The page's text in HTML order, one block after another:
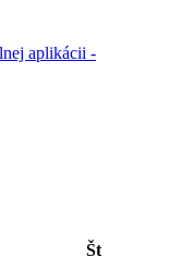
aplikácii -
Št